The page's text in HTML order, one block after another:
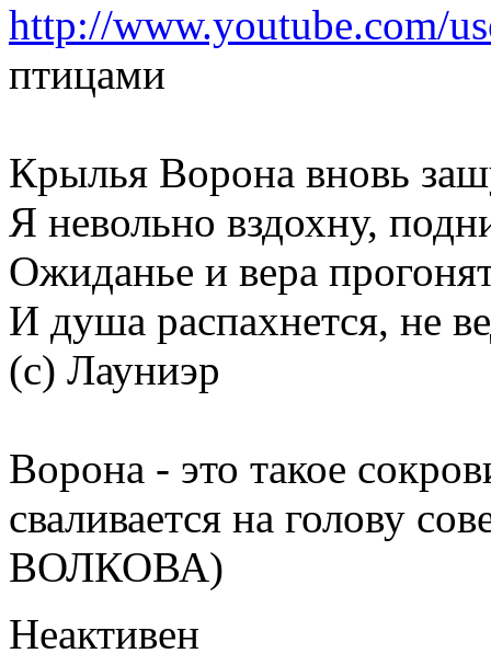
http://www.youtube.com/
птицами
Крылья Ворона вновь
Я невольно вздохну,
Ожиданье и вера
И душа распахнется, не
(с) Лауниэр
Ворона - это такое
сваливается на голову
ВОЛКОВА)
Неактивен